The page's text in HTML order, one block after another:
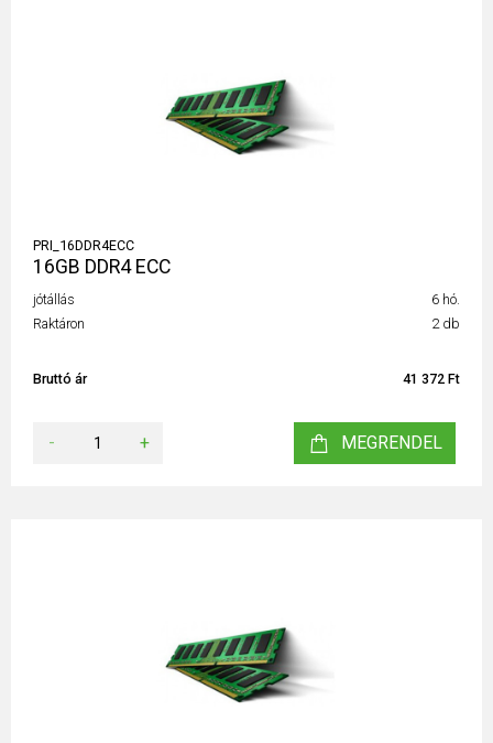
PRI_16DDR4ECC
16GB DDR4 ECC
jótállás
6 hó.
Raktáron
2 db
Bruttó ár 41 372 Ft
- + MEGRENDEL